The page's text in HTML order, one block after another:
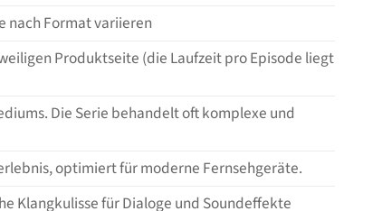
nach Format variieren
Produktseite (die Laufzeit pro Episode liegt
Die Serie behandelt oft komplexe und
optimiert für moderne Fernsehgeräte.
Klangkulisse für Dialoge und Soundeffekte